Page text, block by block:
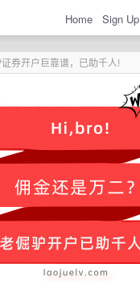
Home Sign Up
券开户巨靠谱，已助千人!